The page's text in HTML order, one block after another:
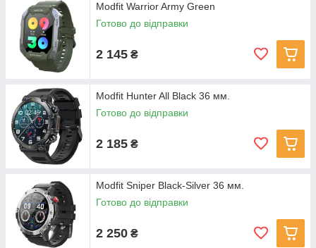
Modfit Warrior Army Green
Готово до відправки
2 145 ₴
Modfit Hunter All Black 36 мм.
Готово до відправки
2 185 ₴
Modfit Sniper Black-Silver 36 мм.
Готово до відправки
2 250 ₴